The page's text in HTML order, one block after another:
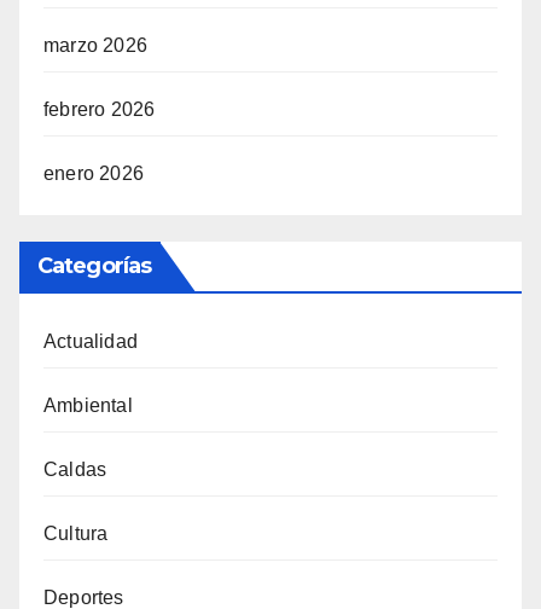
marzo 2026
febrero 2026
enero 2026
Categorías
Actualidad
Ambiental
Caldas
Cultura
Deportes